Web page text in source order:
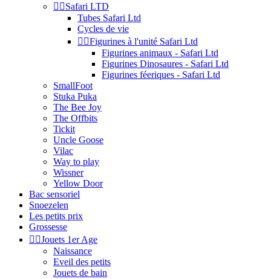
 Safari LTD
Tubes Safari Ltd
Cycles de vie
 Figurines à l'unité Safari Ltd
Figurines animaux - Safari Ltd
Figurines Dinosaures - Safari Ltd
Figurines féeriques - Safari Ltd
SmallFoot
Stuka Puka
The Bee Joy
The Offbits
Tickit
Uncle Goose
Vilac
Way to play
Wissner
Yellow Door
Bac sensoriel
Snoezelen
Les petits prix
Grossesse
 Jouets 1er Age
Naissance
Eveil des petits
Jouets de bain